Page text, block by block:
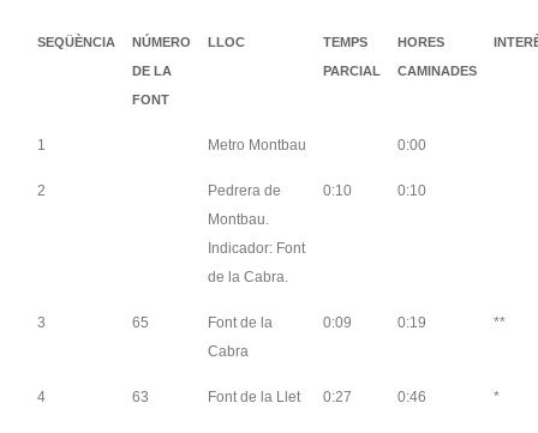
SEQÜÈNCIA
NÚMERO
DE LA
FONT
LLOC
TEMPS
PARCIAL
HORES
CAMINADES
1 Metro Montbau 0:00
2
Pedrera de
Montbau.
Indicador: Font
de la Cabra.
0:10 0:10
3 65
Font de la
Cabra
0:09 0:19 **
4 63 Font de la Llet 0:27 0:46 *